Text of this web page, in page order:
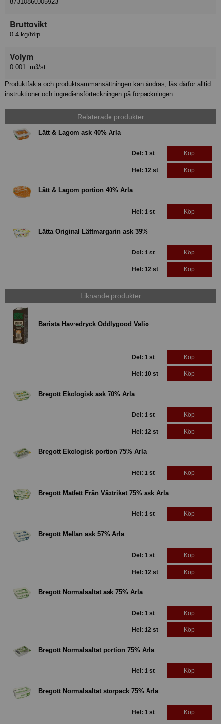
87310860005923
Bruttovikt
0.4 kg/förp
Volym
0.001 m3/st
Produktfakta och produktsammansättningen kan ändras, läs därför alltid
instruktioner och ingrediensförteckningen på förpackningen.
Relaterade produkter
Lätt & Lagom ask 40% Arla
Del: 1 st Köp
Hel: 12 st Köp
Lätt & Lagom portion 40% Arla
Hel: 1 st Köp
Lätta Original Lättmargarin ask 39%
Del: 1 st Köp
Hel: 12 st Köp
Liknande produkter
Barista Havredryck Oddlygood Valio
Del: 1 st Köp
Hel: 10 st Köp
Bregott Ekologisk ask 70% Arla
Del: 1 st Köp
Hel: 12 st Köp
Bregott Ekologisk portion 75% Arla
Hel: 1 st Köp
Bregott Matfett Från Växtriket 75% ask Arla
Hel: 1 st Köp
Bregott Mellan ask 57% Arla
Del: 1 st Köp
Hel: 12 st Köp
Bregott Normalsaltat ask 75% Arla
Del: 1 st Köp
Hel: 12 st Köp
Bregott Normalsaltat portion 75% Arla
Hel: 1 st Köp
Bregott Normalsaltat storpack 75% Arla
Hel: 1 st Köp